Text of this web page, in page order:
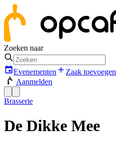
Zoeken naar
Evenementen Zaak toevoegen
Aanmelden
Brasserie
De Dikke Mee